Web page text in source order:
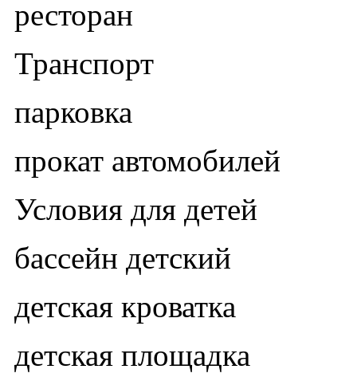
ресторан
Транспорт
парковка
прокат автомобилей
Условия для детей
бассейн детский
детская кроватка
детская площадка